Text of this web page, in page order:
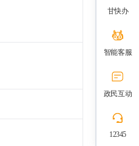
甘快办
智能客服
政民互动
12345